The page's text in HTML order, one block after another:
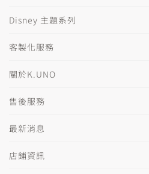
Disney 主題系列
客製化服務
關於K.UNO
售後服務
最新消息
店鋪資訊